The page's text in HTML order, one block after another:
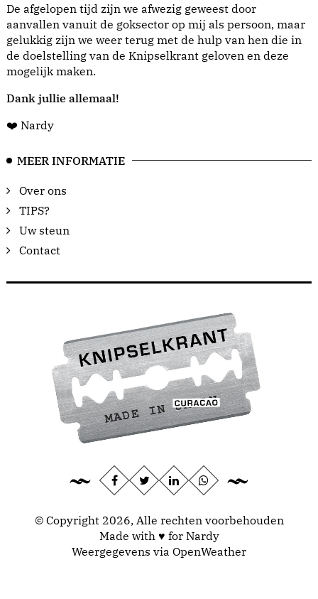
De afgelopen tijd zijn we afwezig geweest door
aanvallen vanuit de goksector op mij als persoon, maar
gelukkig zijn we weer terug met de hulp van hen die in
de doelstelling van de Knipselkrant geloven en deze
mogelijk maken.
Dank jullie allemaal!
❤️ Nardy
MEER INFORMATIE
Over ons
TIPS?
Uw steun
Contact
© Copyright 2026, Alle rechten voorbehouden
Made with ♥ for Nardy
Weergegevens via OpenWeather